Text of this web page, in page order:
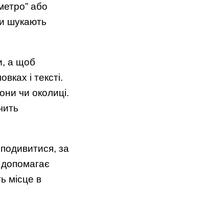
або
шукають
а щоб
і тексті.
чи околиці.
за
допомагає
місце в